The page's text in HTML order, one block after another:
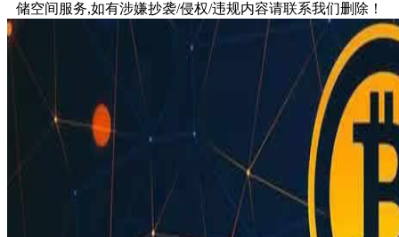
储空间服务,如有涉嫌抄袭/侵权/违规内容请联系我们删除！